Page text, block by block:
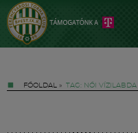
FŐOLDAL » TAG: NŐI VÍZILABDA